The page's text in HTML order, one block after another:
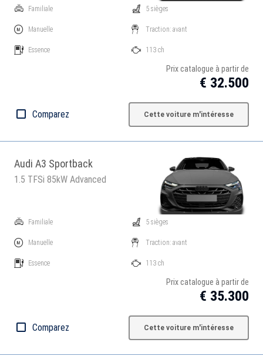
Familiale
Manuelle
Essence
5 sièges
Traction: avant
113 ch
Prix catalogue à partir de
€ 32.500
Comparez Cette voiture m'intéresse
Audi A3 Sportback
1.5 TFSi 85kW Advanced
Familiale
Manuelle
Essence
5 sièges
Traction: avant
113 ch
Prix catalogue à partir de
€ 35.300
Comparez Cette voiture m'intéresse